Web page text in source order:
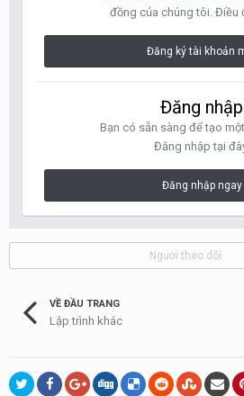
đồng của chúng tôi. Điều
Đăng ký tài khoản
Đăng nhập
Bạn có sẵn sàng để tạo
Đăng nhập tại
Đăng nhập ngay
Người theo dõi
VỀ ĐẦU TRANG
Lập trình khác